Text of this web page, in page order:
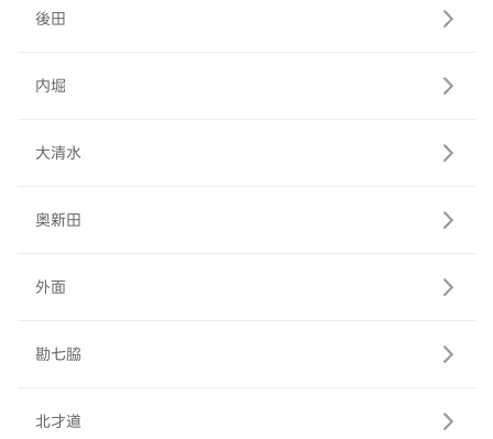
後田
内堀
大清水
奥新田
外面
勘七脇
北才道